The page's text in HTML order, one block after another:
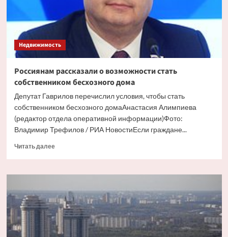
Недвижимость
Россиянам рассказали о возможности стать
собственником бесхозного дома
Депутат Гаврилов перечислил условия, чтобы стать
собственником бесхозного домаАнастасия Алимпиева
(редактор отдела оперативной информации)Фото:
Владимир Трефилов / РИА НовостиЕсли граждане...
Читать далееПрочитать
Россиянам
о
возможности
стать
собственником
бесхозного